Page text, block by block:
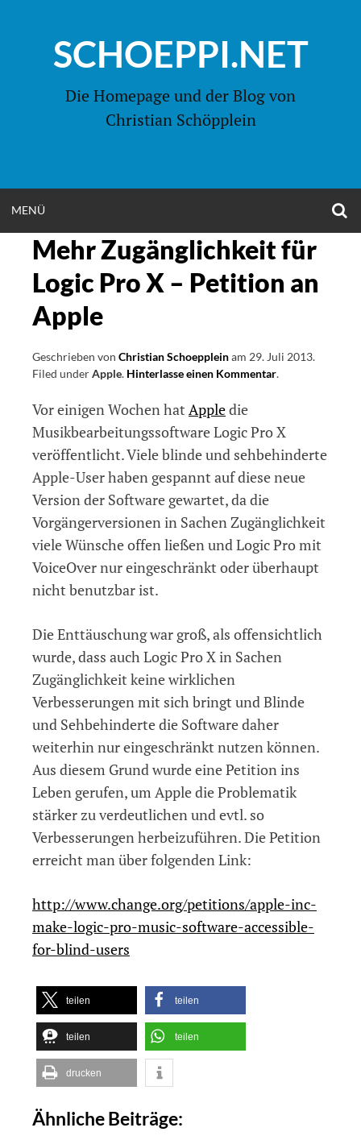
springenSCHOEPPI.NET
Die Homepage und der Blog von
Christian Schöpplein
MENÜ
MENU
Mehr Zugänglichkeit für
Logic Pro X – Petition an
Apple
Geschrieben von Christian Schoeppleinam 29. Juli 2013.
Filed underApple. Hinterlasse einen Kommentaron
für
Logic
Pro
X
an
Apple
.
Vor einigen Wochen hat Appledie
Musikbearbeitungssoftware Logic Pro X
veröffentlicht. Viele blinde und sehbehinderte
Apple-User haben gespannt auf diese neue
Version der Software gewartet, da die
Vorgängerversionen in Sachen Zugänglichkeit
viele Wünsche offen ließen und Logic Pro mit
VoiceOver nur eingeschränkt oder überhaupt
nicht benutzbar ist.
Die Enttäuschung war groß, als offensichtlich
wurde, dass auch Logic Pro X in Sachen
Zugänglichkeit keine wirklichen
Verbesserungen mit sich bringt und Blinde
und Sehbehinderte die Software daher
weiterhin nur eingeschränkt nutzen können.
Aus diesem Grund wurde eine Petition ins
Leben gerufen, um Apple die Problematik
stärker zu verdeutlichen und evtl. so
Verbesserungen herbeizuführen. Die Petition
erreicht man über folgenden Link:
http://www.change.org/petitions/apple-inc-
make-logic-pro-music-software-accessible-
for-blind-users
teilen teilen
teilen teilen
drucken
Ähnliche Beiträge: